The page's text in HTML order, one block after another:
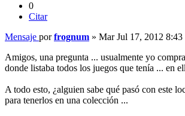
0
Citar
Mensaje porfrognum » Mar Jul 17, 2012 8:43
Amigos, una pregunta ... usualmente yo
donde listaba todos los juegos que tenía ... en
A todo esto, ¿alguien sabe qué pasó con este
para tenerlos en una colección ...